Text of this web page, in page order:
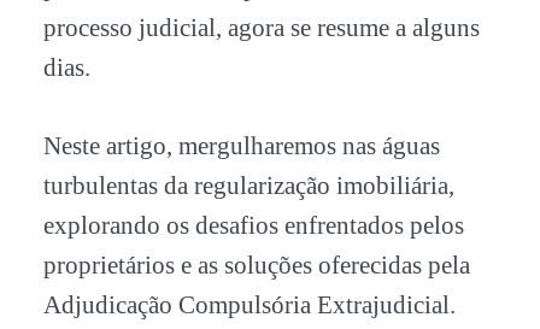
processo judicial, agora se resume a alguns
dias.
Neste artigo, mergulharemos nas águas
turbulentas da regularização imobiliária,
explorando os desafios enfrentados pelos
proprietários e as soluções oferecidas pela
Adjudicação Compulsória Extrajudicial.